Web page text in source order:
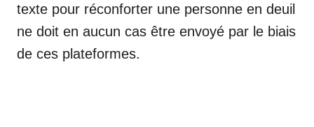
texte pour réconforter une personne en deuil
ne doit en aucun cas être envoyé par le biais
de ces plateformes.